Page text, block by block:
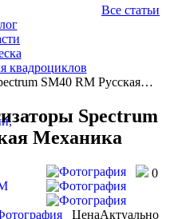
Все статьи
квадроциклов
SM40 RM Русская…
Spectrum
Механика
0
ЦенаАктуально